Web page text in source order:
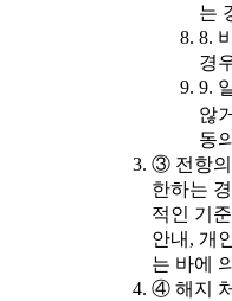
는
8.
경
9.
않
동
③ 전항의
한하는
적인 기
안내, 개
는 바에
④ 해지